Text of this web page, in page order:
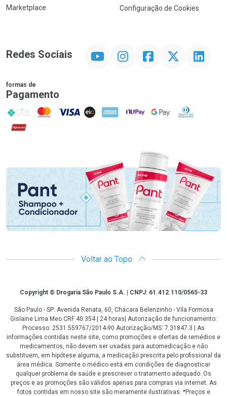
Marketplace
Configuração de Cookies
Redes Sociais InstagramFacebookTwitter Linkedin
formas de
Pagamento
PIX MasterCard
VISA ELO AMEX NuPay Google PayDiners Club
Hipercard
Promoção em Destaque
Voltar ao Topo
CopyrightCopyright © Drogaria São Paulo S.A. | CNPJ: 61.412.110/0565-33
São Paulo - SP: Avenida Renata, 60, Chácara Belenzinho - Vila Formosa
Gislaine Lima Meo CRF 40.354 | 24 horas| Autorização de funcionamento:
Processo: 2531.559767/2014-90 Autorização/MS: 7.31847.3 | As
informações contidas neste site, como promoções e ofertas de remédios e
medicamentos, não devem ser usadas para automedicação e não
substituem, em hipótese alguma, a medicação prescrita pelo profissional da
área médica. Somente o médico está em condições de diagnosticar
qualquer problema de saúde e prescrever o tratamento adequado. Os
preços e as promoções são válidos apenas para compras via internet. As
fotos contidas em nosso site são meramente ilustrativas. *Preços e